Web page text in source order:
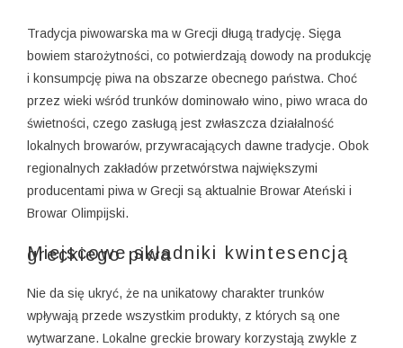
Tradycja piwowarska ma w Grecji długą tradycję. Sięga
bowiem starożytności, co potwierdzają dowody na produkcję
i konsumpcję piwa na obszarze obecnego państwa. Choć
przez wieki wśród trunków dominowało wino, piwo wraca do
świetności, czego zasługą jest zwłaszcza działalność
lokalnych browarów, przywracających dawne tradycje. Obok
regionalnych zakładów przetwórstwa największymi
producentami piwa w Grecji są aktualnie Browar Ateński i
Browar Olimpijski.
Miejscowe składniki kwintesencją greckiego piwa
Nie da się ukryć, że na unikatowy charakter trunków
wpływają przede wszystkim produkty, z których są one
wytwarzane. Lokalne greckie browary korzystają zwykle z